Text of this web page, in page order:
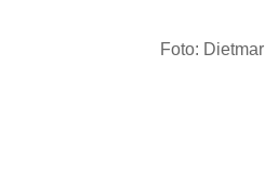
Foto: